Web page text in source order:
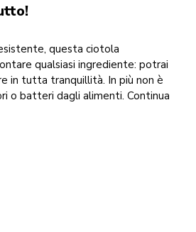
questa ciotola
qualsiasi ingrediente: potrai
in tutta tranquillità. In più non è
o batteri dagli alimenti. Continua